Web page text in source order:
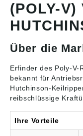
des Keilprofiles.
Aufgrund dessen
sich diese Poly-V-
kleinen
hohen
n, großen
Übersetzungen und
beim Einsatz von
z.B. beim
Serpentinenantrieb der
(POLY-V)
Über die
Erfinder des Poly-V-
bekannt für
Hutchinson-
reibschlüssige
Ihre Vorteile